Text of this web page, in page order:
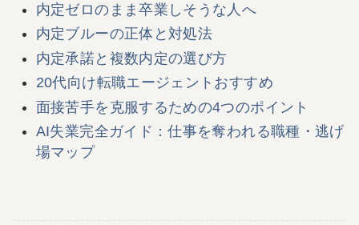
内定ゼロのまま卒業しそうな人へ
内定ブルーの正体と対処法
内定承諾と複数内定の選び方
20代向け転職エージェントおすすめ
面接苦手を克服するための4つのポイント
AI失業完全ガイド：仕事を奪われる職種・逃げ
場マップ